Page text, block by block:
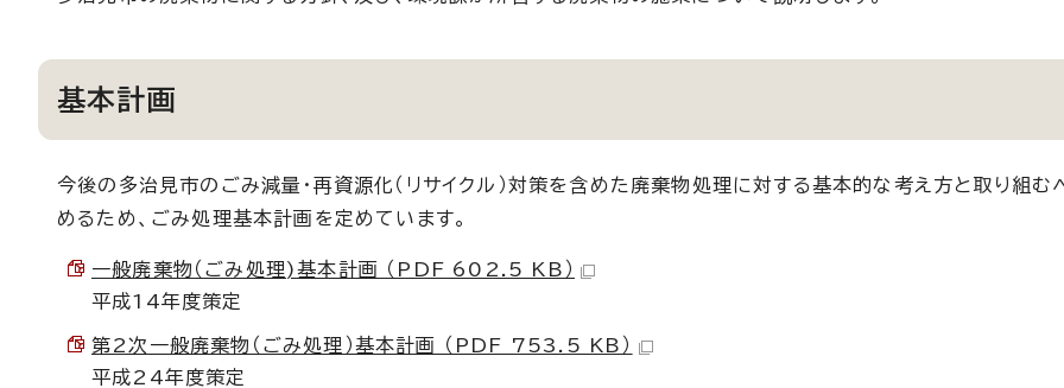
基本計画
今後の多治見市のごみ減量・再資源化（リサイクル）対策を含めた廃棄物処理に対する基本的な考え方と取り組む
めるため、ごみ処理基本計画を定めています。
一般廃棄物（ごみ処理)基本計画 （PDF 602.5 KB）
平成14年度策定
第2次一般廃棄物（ごみ処理）基本計画 （PDF 753.5 KB）
平成24年度策定